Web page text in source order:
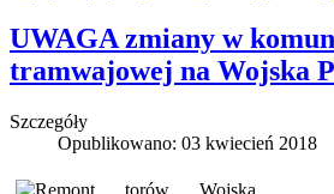
UWAGA zmiany w
tramwajowej na Wojska
Szczegóły
Opublikowano: 03 kwiecień 2018